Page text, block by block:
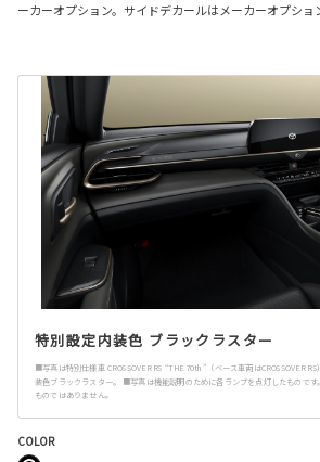
ーカーオプション。サイドデカールはメーカーオプショ
特別設定内装色 ブラックラスター
■写真は特別仕様車 CROSSOVER RS “THE 70th”（ベース車両はCROSSOVER
装色ブラックラスター。 ■写真は機能説明のために各ランプを点灯したものです
ものではありません。
COLOR